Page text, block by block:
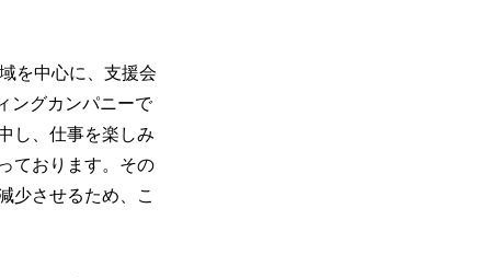
を中心に、支援会
ングカンパニーで
し、仕事を楽しみ
ております。その
少させるため、こ